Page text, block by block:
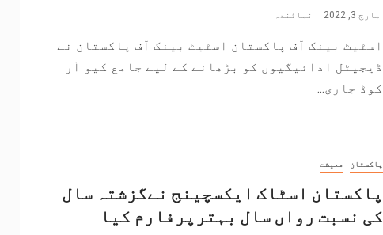
مارچ 3, 2022 نمائندہ
اسٹیٹ بینک آف پاکستان اسٹیٹ بینک آف پاکستان نے
ڈیجیٹل ادائیگیوں کو بڑھانے کے لیے جامع کیو آر
کوڈ جاری...
پاکستان معیشت
پاکستان اسٹاک ایکسچینج نےگزشتہ سال
کی نسبت رواں سال بہترپرفارم کیا